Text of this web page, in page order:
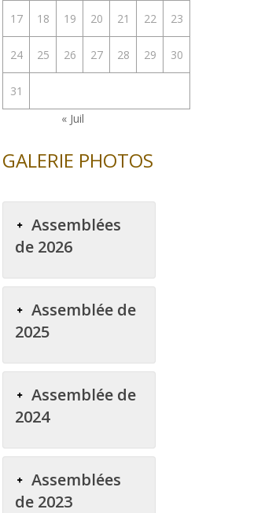
17 18 19 20 21 22 23
24 25 26 27 28 29 30
31
« Juil
GALERIE PHOTOS
Assemblées
de 2026
Assemblée de
2025
Assemblée de
2024
Assemblées
de 2023